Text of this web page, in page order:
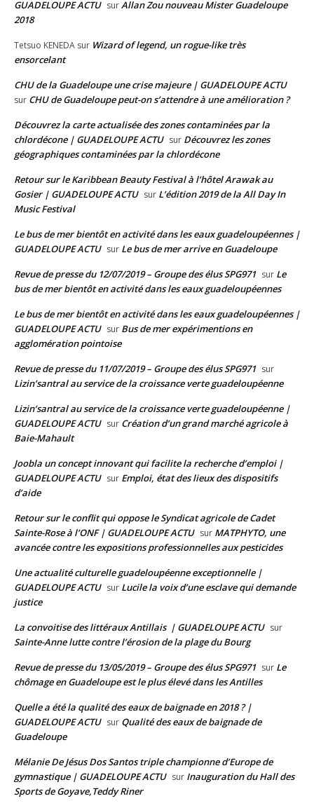
GUADELOUPE ACTU surAllan Zou nouveau Mister Guadeloupe
2018
Tetsuo KENEDA sur Wizard of legend, un rogue-like très
ensorcelant
CHU de la Guadeloupe une crise majeure | GUADELOUPE ACTU
sur CHU de Guadeloupe peut-on s’attendre à une amélioration ?
Découvrez la carte actualisée des zones contaminées par la
chlordécone | GUADELOUPE ACTU sur Découvrez les zones
géographiques contaminées par la chlordécone
Retour sur le Karibbean Beauty Festival à l’hôtel Arawak au
Gosier | GUADELOUPE ACTU sur L’édition 2019 de la All Day In
Music Festival
Le bus de mer bientôt en activité dans les eaux guadeloupéennes |
GUADELOUPE ACTU sur Le bus de mer arrive en Guadeloupe
Revue de presse du 12/07/2019 – Groupe des élus SPG971 sur Le
bus de mer bientôt en activité dans les eaux guadeloupéennes
Le bus de mer bientôt en activité dans les eaux guadeloupéennes |
GUADELOUPE ACTU sur Bus de mer expérimentions en
agglomération pointoise
Revue de presse du 11/07/2019 – Groupe des élus SPG971 sur
Lizin’santral au service de la croissance verte guadeloupéenne
Lizin’santral au service de la croissance verte guadeloupéenne |
GUADELOUPE ACTU sur Création d’un grand marché agricole à
Baie-Mahault
Joobla un concept innovant qui facilite la recherche d’emploi |
GUADELOUPE ACTU sur Emploi, état des lieux des dispositifs
d’aide
Retour sur le conflit qui oppose le Syndicat agricole de Cadet
Sainte-Rose à l’ONF | GUADELOUPE ACTU sur MATPHYTO, une
avancée contre les expositions professionnelles aux pesticides
Une actualité culturelle guadeloupéenne exceptionnelle |
GUADELOUPE ACTU sur Lucile la voix d’une esclave qui demande
justice
La convoitise des littéraux Antillais | GUADELOUPE ACTU sur
Sainte-Anne lutte contre l’érosion de la plage du Bourg
Revue de presse du 13/05/2019 – Groupe des élus SPG971 sur Le
chômage en Guadeloupe est le plus élevé dans les Antilles
Quelle a été la qualité des eaux de baignade en 2018 ? |
GUADELOUPE ACTU sur Qualité des eaux de baignade de
Guadeloupe
Mélanie De Jésus Dos Santos triple championne d’Europe de
gymnastique | GUADELOUPE ACTU sur Inauguration du Hall des
Sports de Goyave,Teddy Riner